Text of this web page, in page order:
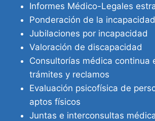
Informes Médico-Legales
Ponderación de la
Jubilaciones por incapacidad
Valoración de discapacidad
Consultorías médica continua
trámites y reclamos
Evaluación psicofísica de
aptos físicos
Juntas e interconsultas